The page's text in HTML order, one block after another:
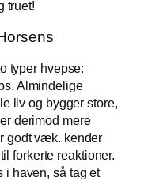
truet!
typer hvepse:
Almindelige
liv og bygger store,
derimod mere
godt væk. kender
forkerte reaktioner.
i haven, så tag et